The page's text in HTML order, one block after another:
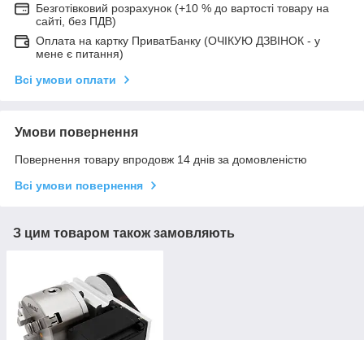
Безготівковий розрахунок (+10 % до вартості товару на
сайті, без ПДВ)
Оплата на картку ПриватБанку (ОЧІКУЮ ДЗВІНОК - у
мене є питання)
Всі умови оплати
Умови повернення
Повернення товару впродовж 14 днів за домовленістю
Всі умови повернення
З цим товаром також замовляють